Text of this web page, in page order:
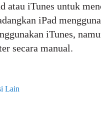
atau iTunes untuk
iPad
iTunes,
secara manual.
Lain